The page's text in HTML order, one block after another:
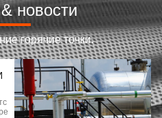
новости
горячие точки.